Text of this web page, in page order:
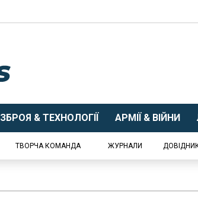
ЗБРОЯ & ТЕХНОЛОГІЇ АРМІЇ & ВІЙНИ
ТВОРЧА КОМАНДА ЖУРНАЛИ